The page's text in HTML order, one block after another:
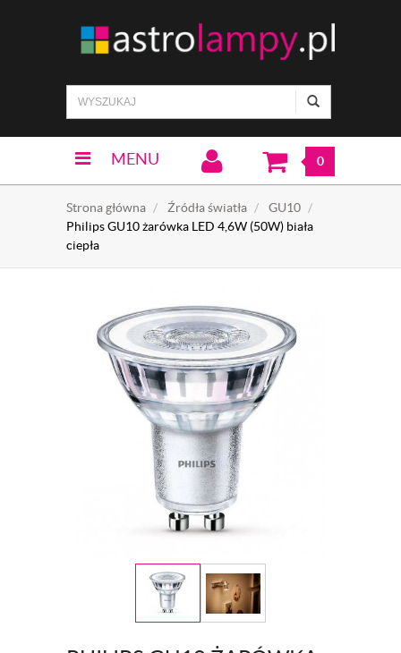
MENU 0
Strona główna Źródła światła
GU10
Philips GU10 żarówka LED 4,6W (50W) biała
ciepła